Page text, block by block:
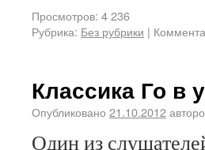
Просмотров: 4 236
Рубрика: Без рубрики |
Классика Го в
Опубликовано 21.10.2012
Один из